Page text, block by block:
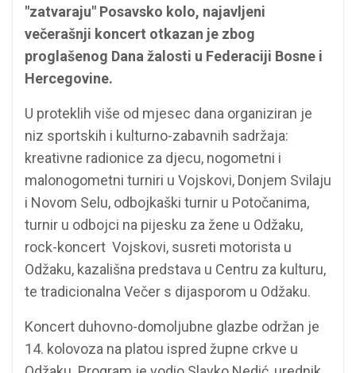
"zatvaraju" Posavsko kolo, najavljeni
večerašnji koncert otkazan je zbog
proglašenog Dana žalosti u Federaciji Bosne i
Hercegovine.
U proteklih više od mjesec dana organiziran je
niz sportskih i kulturno-zabavnih sadržaja:
kreativne radionice za djecu, nogometni i
malonogometni turniri u Vojskovi, Donjem Svilaju
i Novom Selu, odbojkaški turnir u Potočanima,
turnir u odbojci na pijesku za žene u Odžaku,
rock-koncert Vojskovi, susreti motorista u
Odžaku, kazališna predstava u Centru za kulturu,
te tradicionalna Večer s dijasporom u Odžaku.
Koncert duhovno-domoljubne glazbe održan je
14. kolovoza na platou ispred župne crkve u